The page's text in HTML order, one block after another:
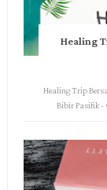
Healing
Healing Trip
Bibir Pasifik -